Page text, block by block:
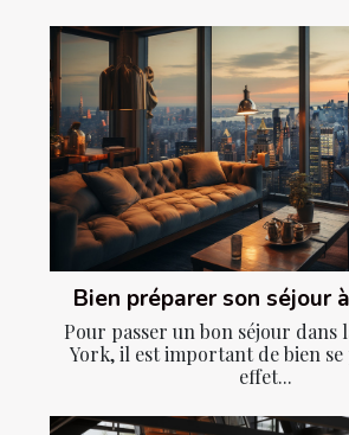
Bien préparer son séjour
Pour passer un bon séjour dans
York, il est important de bien
effet...